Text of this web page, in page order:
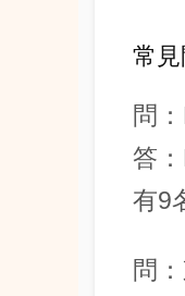
常見
問
答
有9
問